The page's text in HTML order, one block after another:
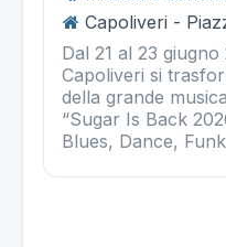
Capoliveri -
Dal 21 al 23
Capoliveri si
della grande
“Sugar Is Back
Blues, Dance,